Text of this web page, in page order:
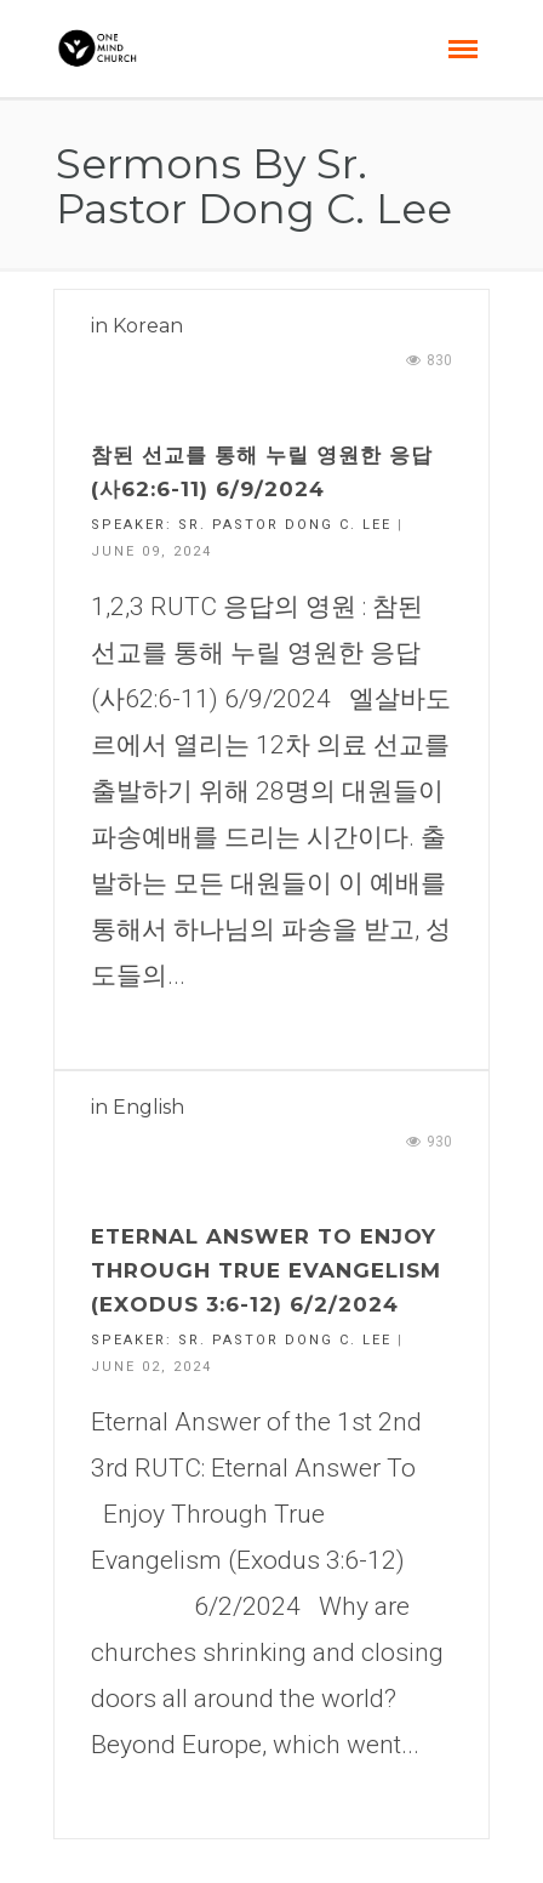
Sermons By Sr.
Pastor Dong C. Lee
in Korean
830
참된 선교를 통해 누릴 영원한 응답
(사62:6-11) 6/9/2024
SPEAKER: SR. PASTOR DONG C. LEE
|
JUNE 09, 2024
1,2,3 RUTC 응답의 영원 : 참된
선교를 통해 누릴 영원한 응답
(사62:6-11) 6/9/2024 엘살바도
르에서 열리는 12차 의료 선교를
출발하기 위해 28명의 대원들이
파송예배를 드리는 시간이다. 출
발하는 모든 대원들이 이 예배를
통해서 하나님의 파송을 받고, 성
도들의...
in English
930
ETERNAL ANSWER TO ENJOY
THROUGH TRUE EVANGELISM
(EXODUS 3:6-12) 6/2/2024
SPEAKER: SR. PASTOR DONG C. LEE
|
JUNE 02, 2024
Eternal Answer of the 1st 2nd
3rd RUTC: Eternal Answer To
Enjoy Through True
Evangelism (Exodus 3:6-12)
6/2/2024 Why are
churches shrinking and closing
doors all around the world?
Beyond Europe, which went...